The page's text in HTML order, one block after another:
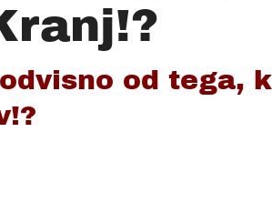
od tega,